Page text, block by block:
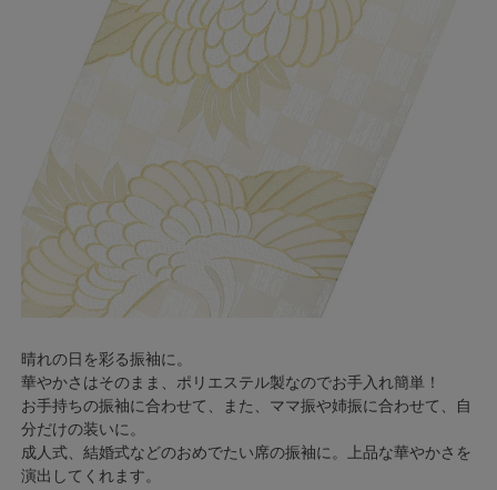
晴れの日を彩る振袖に。
華やかさはそのまま、ポリエステル製なのでお手入れ簡単！
お手持ちの振袖に合わせて、また、ママ振や姉振に合わせて、自
分だけの装いに。
成人式、結婚式などのおめでたい席の振袖に。上品な華やかさを
演出してくれます。